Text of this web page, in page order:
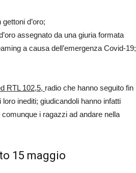
d’oro;
assegnato da una giuria formata
a causa dell’emergenza Covid-19;
RTL 102,5, radio che hanno seguito fin
inediti; giudicandoli hanno infatti
i ragazzi ad andare nella
15 maggio